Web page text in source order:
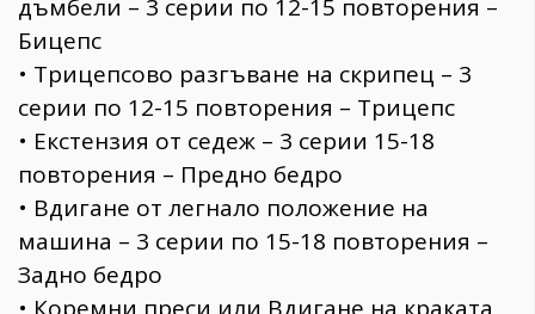
дъмбели – 3 серии по 12-15 повторения –
Бицепс
• Трицепсово разгъване на скрипец – 3
серии по 12-15 повторения – Трицепс
• Екстензия от седеж – 3 серии 15-18
повторения – Предно бедро
• Вдигане от легнало положение на
машина – 3 серии по 15-18 повторения –
Задно бедро